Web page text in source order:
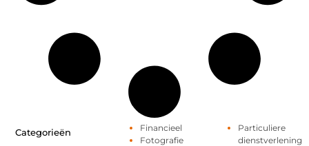
Categorieën
Financieel
Fotografie
Particuliere
dienstverlening